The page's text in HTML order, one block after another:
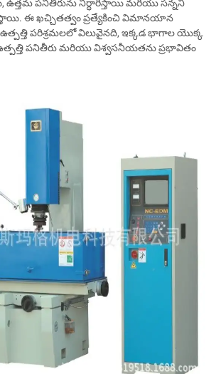
ఉత్తమ పనితీరును నిర్ధారిస్తాయి మరియు సన్నని
ఈ ఖచ్చితత్వం ప్రత్యేకించి విమానయాన
పరిశ్రమలలో విలువైనది, ఇక్కడ భాగాల యొక్క
ఉత్పత్తి పనితీరు మరియు విశ్వసనీయతను ప్రభావితం